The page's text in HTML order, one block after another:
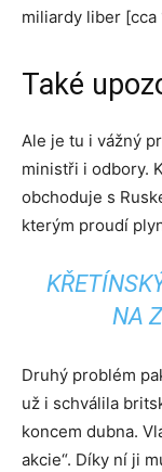
miliardy liber [cca
Také
Ale je tu i vážný
ministři i odbory.
obchoduje s
kterým proudí
NA
Druhý problém
už i schválila
koncem dubna.
akcie“. Díky ní ji